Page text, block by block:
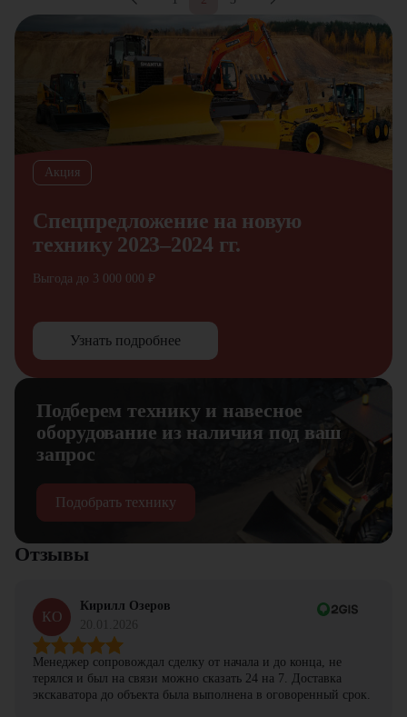
Акция
Спецпредложение на новую
технику 2023–2024 гг.
Выгода до 3 000 000 ₽
Узнать подробнее
Подберем технику и навесное
оборудование из наличия под ваш
запрос
Подобрать технику
Отзывы
КО
Кирилл Озеров
Менеджер сопровождал сделку от начала и до конца, не
терялся и был на связи можно сказать 24 на 7. Доставка
экскаватора до объекта была выполнена в оговоренный срок.